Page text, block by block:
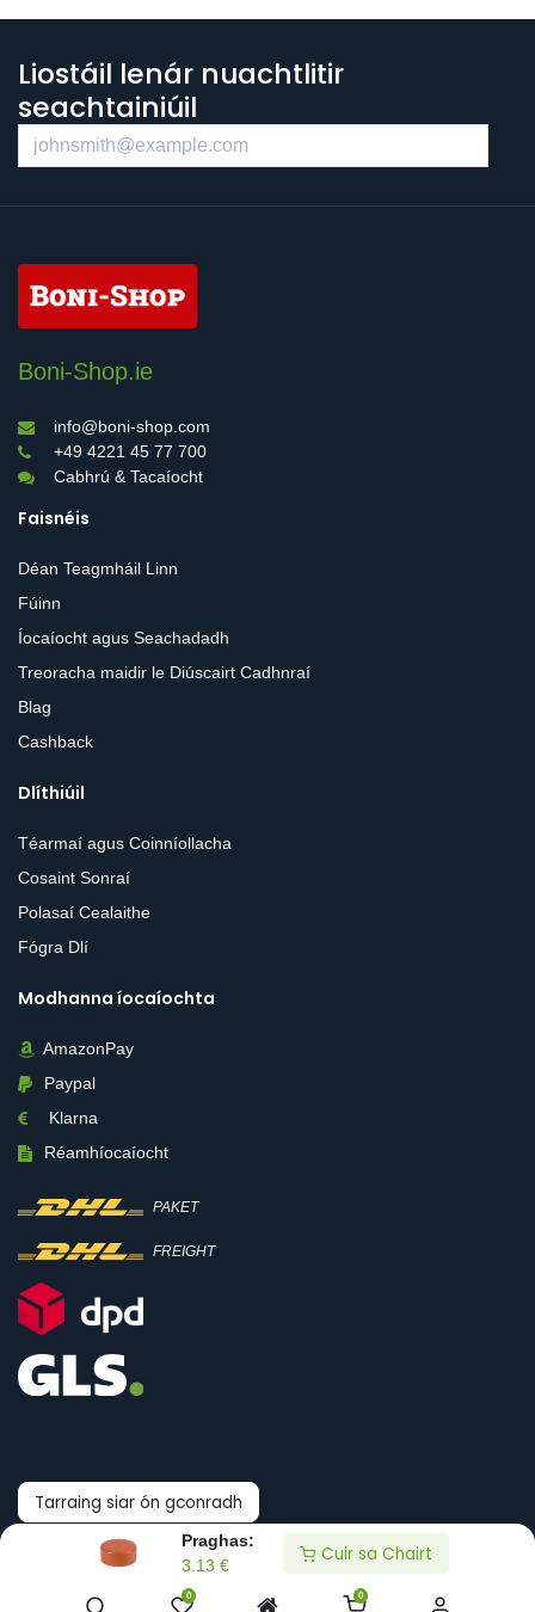
Praghas:
3.13 €
Cuir sa Chairt
0 0
Liostáil lenár nuachtlitir
seachtainiúil
Boni-Shop.ie
info@boni-shop.com
+49 4221 45 77 700
Cabhrú & Tacaíocht
Faisnéis
Déan Teagmháil Linn
Fúinn
Íocaíocht agus Seachadadh
Treoracha maidir le Diúscairt Cadhnraí
Blag
Cashback
Dlíthiúil
Téarmaí agus Coinníollacha
Cosaint Sonraí
Polasaí Cealaithe
Fógra Dlí
Modhanna íocaíochta
AmazonPay
Paypal
Klarna
Réamhíocaíocht
PAKET
FREIGHT
Tarraing siar ón gconradh